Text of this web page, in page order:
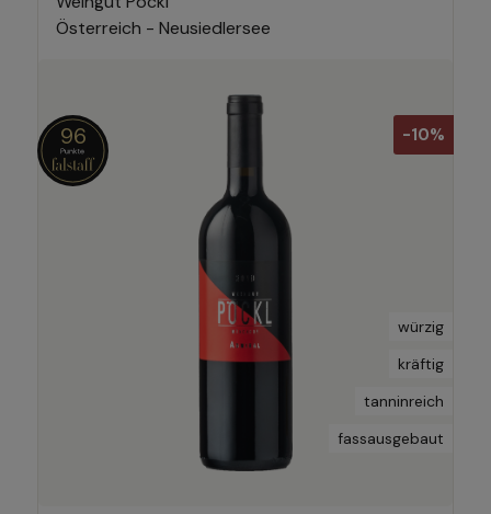
Österreich - Neusiedlersee
-10%
96
würzig
kräftig
tanninreich
fassausgebaut